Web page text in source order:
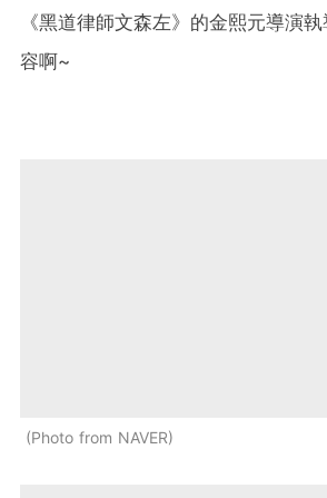
《黑道律師文森左》的金熙元導演
容啊~
Photo from NAVER